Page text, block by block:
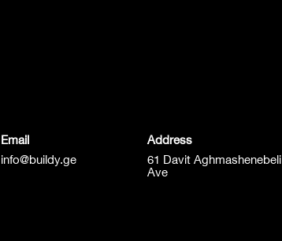
Email
info@buildy.ge
Address
61 Davit Aghmashenebeli
Ave